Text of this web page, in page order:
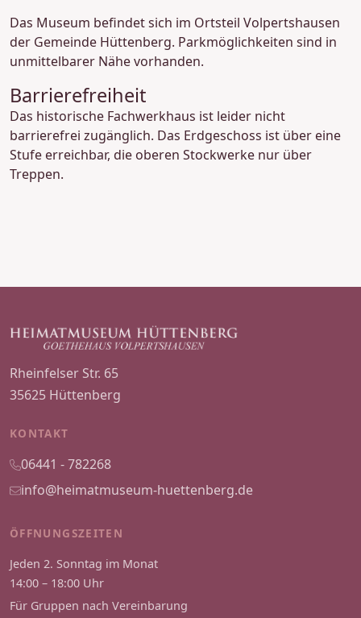
Das Museum befindet sich im Ortsteil Volpertshausen
der Gemeinde Hüttenberg. Parkmöglichkeiten sind in
unmittelbarer Nähe vorhanden.
Barrierefreiheit
Das historische Fachwerkhaus ist leider nicht
barrierefrei zugänglich. Das Erdgeschoss ist über eine
Stufe erreichbar, die oberen Stockwerke nur über
Treppen.
Rheinfelser Str. 65
35625 Hüttenberg
KONTAKT
06441 - 782268
info@heimatmuseum-huettenberg.de
ÖFFNUNGSZEITEN
Jeden 2. Sonntag im Monat
14:00 – 18:00 Uhr
Für Gruppen nach Vereinbarung